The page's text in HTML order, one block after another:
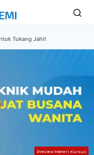
Tukang Jahit
Preview Materi Kursus